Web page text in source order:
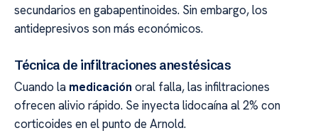
secundarios en gabapentinoides. Sin embargo, los
antidepresivos son más económicos.
Técnica de infiltraciones anestésicas
Cuando la medicación oral falla, las infiltraciones
ofrecen alivio rápido. Se inyecta lidocaína al 2% con
corticoides en el punto de Arnold.